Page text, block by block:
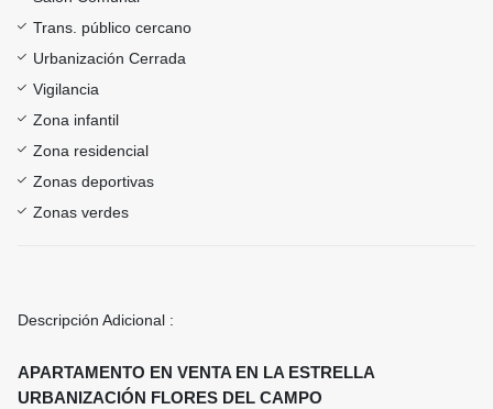
Trans. público cercano
Urbanización Cerrada
Vigilancia
Zona infantil
Zona residencial
Zonas deportivas
Zonas verdes
Descripción Adicional :
APARTAMENTO EN VENTA EN LA ESTRELLA
URBANIZACIÓN FLORES DEL CAMPO